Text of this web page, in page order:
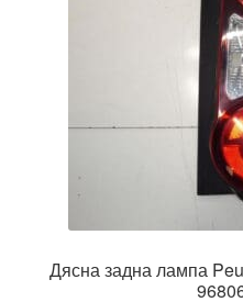
Дясна задна лампа